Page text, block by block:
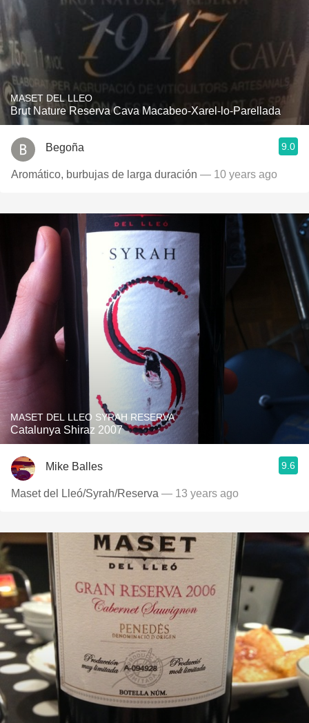
MASET DEL LLEO
Brut Nature Reserva Cava Macabeo-Xarel-lo-Parellada
Begoña 9.0
Aromático, burbujas de larga duración — 10 years ago
MASET DEL LLEO SYRAH RESERVA
Catalunya Shiraz 2007
Mike Balles 9.6
Maset del Lleó/Syrah/Reserva — 13 years ago